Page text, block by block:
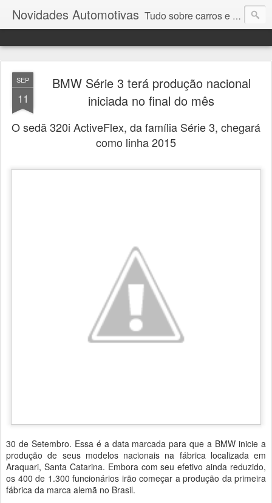
Novidades Automotivas Tudo sobre carros e motores
SEP
11
BMW Série 3 terá produção nacional
iniciada no final do mês
O sedã 320i ActiveFlex, da família Série 3, chegará
como linha 2015
30 de Setembro. Essa é a data marcada para que a BMW inicie a
produção de seus modelos nacionais na fábrica localizada em
Araquari, Santa Catarina. Embora com seu efetivo ainda reduzido,
os 400 de 1.300 funcionários irão começar a produção da primeira
fábrica da marca alemã no Brasil.